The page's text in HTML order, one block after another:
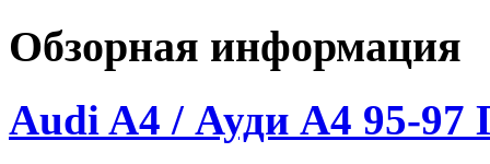
Обзорная информация
Audi A4 / Ауди А4 95-97